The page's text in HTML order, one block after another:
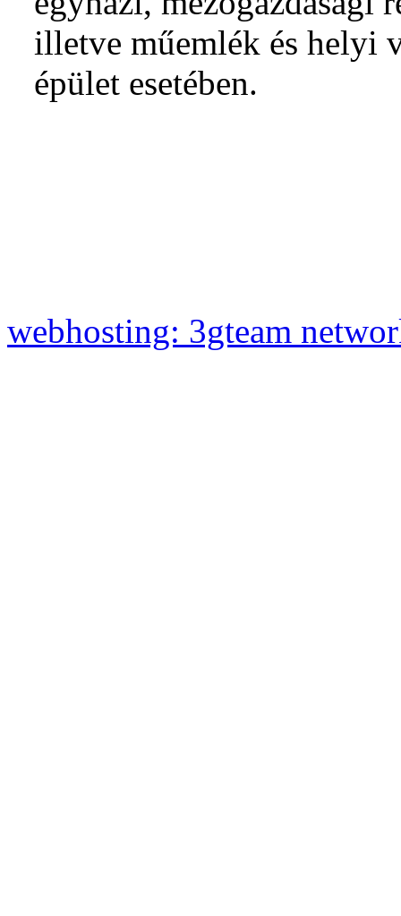
illetve műemlék és helyi
épület esetében.
webhosting: 3gteam